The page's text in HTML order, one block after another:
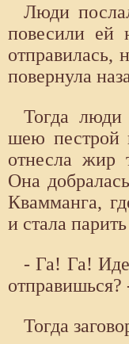
Люди
повесили
отправилась,
повернула
Тогда
шею пестрой
отнесла жир
Она
Квамманга,
и стала
- Га! Га!
отправишься?
Тогда